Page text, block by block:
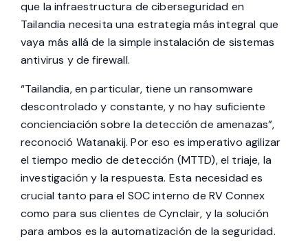
que la infraestructura de ciberseguridad en
Tailandia necesita una estrategia más integral que
vaya más allá de la simple instalación de sistemas
antivirus y de firewall.
“Tailandia, en particular, tiene un ransomware
descontrolado y constante, y no hay suficiente
concienciación sobre la detección de amenazas”,
reconoció Watanakij. Por eso es imperativo agilizar
el tiempo medio de detección (MTTD), el triaje, la
investigación y la respuesta. Esta necesidad es
crucial tanto para el SOC interno de RV Connex
como para sus clientes de Cynclair, y la solución
para ambos es la automatización de la seguridad.